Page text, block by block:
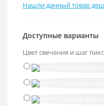
Нашли данный товар
Доступные варианты
Цвет свечения и шаг